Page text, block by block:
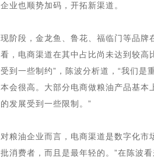
企业也顺势加码，开拓新渠道。
现阶段，金龙鱼、鲁花、福临门等品
看，电商渠道在其中占比尚未达到较高
受到一些制约”，陈波分析道，“我们
本会很高。大部分电商做粮油产品基
的发展受到一些限制。”
对粮油企业而言，电商渠道是数字化市
批消费者，而且是最年轻的。”在陈波